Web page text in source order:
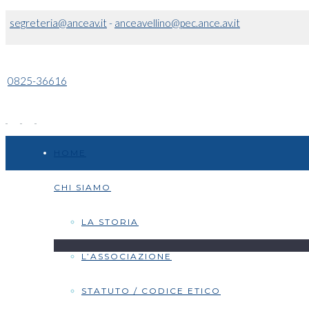
segreteria@anceav.it- anceavellino@pec.ance.av.it
0825-36616
CHI SIAMO
LA STORIA
L’ASSOCIAZIONE
STATUTO / CODICE ETICO